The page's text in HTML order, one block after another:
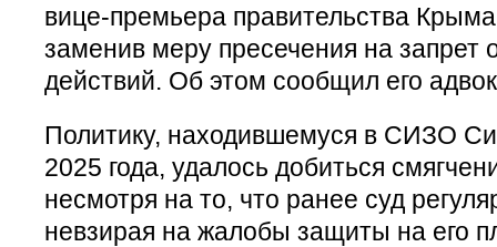
вице-премьера правительства
заменив меру пресечения на запрет
действий. Об этом сообщил его
Политику, находившемуся в СИЗО
2025 года, удалось добиться
несмотря на то, что ранее суд
невзирая на жалобы защиты на его